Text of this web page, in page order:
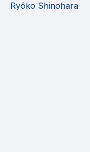
Ryōko Shinohara